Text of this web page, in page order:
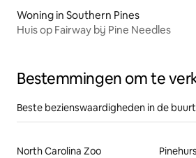
Woning in Southern Pines
Huis op Fairway bij Pine Needles
Bestemmingen om te
Beste bezienswaardigheden in de buurt
North Carolina Zoo